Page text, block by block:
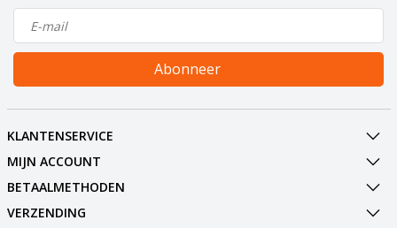
Abonneer
KLANTENSERVICE
MIJN ACCOUNT
BETAALMETHODEN
VERZENDING